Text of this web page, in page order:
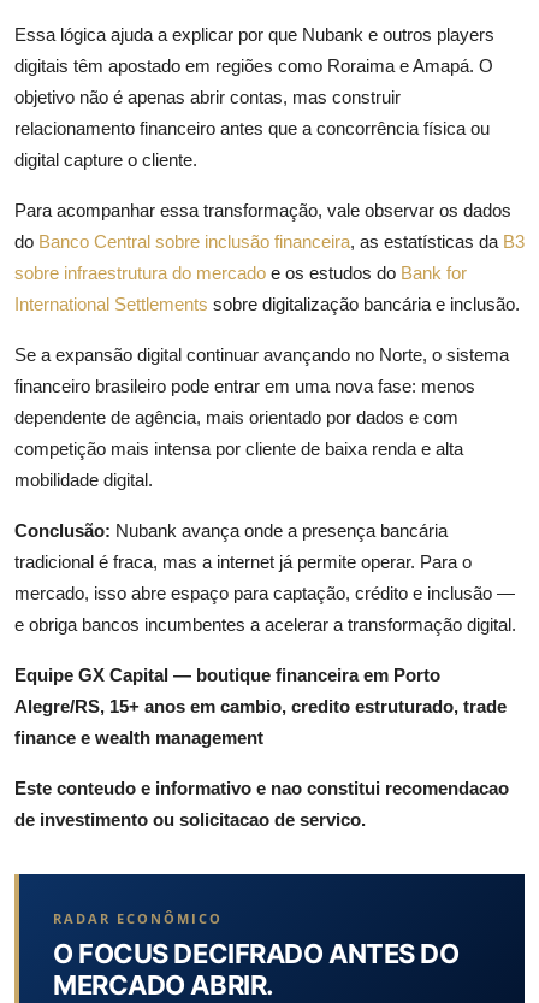
Essa lógica ajuda a explicar por que Nubank e outros players
digitais têm apostado em regiões como Roraima e Amapá. O
objetivo não é apenas abrir contas, mas construir
relacionamento financeiro antes que a concorrência física ou
digital capture o cliente.
Para acompanhar essa transformação, vale observar os dados
do Banco Central sobre inclusão financeira, as estatísticas da B3
sobre infraestrutura do mercado e os estudos do Bank for
International Settlements sobre digitalização bancária e inclusão.
Se a expansão digital continuar avançando no Norte, o sistema
financeiro brasileiro pode entrar em uma nova fase: menos
dependente de agência, mais orientado por dados e com
competição mais intensa por cliente de baixa renda e alta
mobilidade digital.
Conclusão: Nubank avança onde a presença bancária
tradicional é fraca, mas a internet já permite operar. Para o
mercado, isso abre espaço para captação, crédito e inclusão —
e obriga bancos incumbentes a acelerar a transformação digital.
Equipe GX Capital — boutique financeira em Porto
Alegre/RS, 15+ anos em cambio, credito estruturado, trade
finance e wealth management
Este conteudo e informativo e nao constitui recomendacao
de investimento ou solicitacao de servico.
RADAR ECONÔMICO
O FOCUS DECIFRADO ANTES DO
MERCADO ABRIR.